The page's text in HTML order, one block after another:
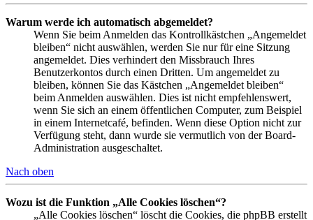
Warum werde ich automatisch abgemeldet?
Wenn Sie beim Anmelden das Kontrollkästchen „Angemeldet
bleiben“ nicht auswählen, werden Sie nur für eine Sitzung
angemeldet. Dies verhindert den Missbrauch Ihres
Benutzerkontos durch einen Dritten. Um angemeldet zu
bleiben, können Sie das Kästchen „Angemeldet bleiben“
beim Anmelden auswählen. Dies ist nicht empfehlenswert,
wenn Sie sich an einem öffentlichen Computer, zum Beispiel
in einem Internetcafé, befinden. Wenn diese Option nicht zur
Verfügung steht, dann wurde sie vermutlich von der Board-
Administration ausgeschaltet.
Nach oben
Wozu ist die Funktion „Alle Cookies löschen“?
„Alle Cookies löschen“ löscht die Cookies, die phpBB erstellt